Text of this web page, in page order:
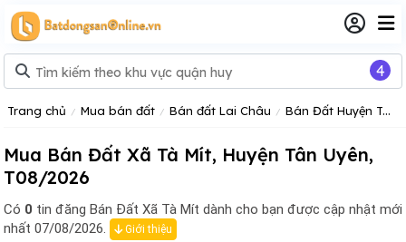
Trang chủ Mua bán đất Bán đất Lai Châu Bán Đất Huyện Tân Uyên
Mua Bán Đất Xã Tà Mít, Huyện Tân Uyên,
T08/2026
Có 0 tin đăng Bán Đất Xã Tà Mít dành cho bạn được cập nhật mới
nhất 07/08/2026.
Giới thiệu
4